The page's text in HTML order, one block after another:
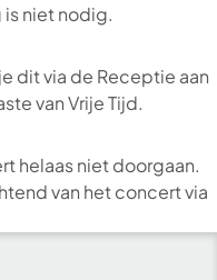
niet nodig.
dit via de Receptie aan
van Vrije Tijd.
helaas niet doorgaan.
van het concert via